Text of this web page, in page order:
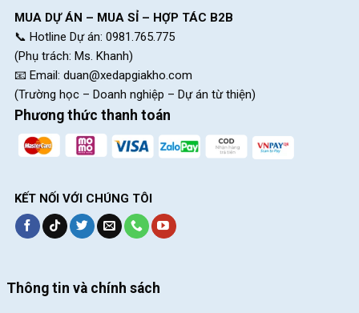
MUA DỰ ÁN – MUA SỈ – HỢP TÁC B2B
📞 Hotline Dự án: 0981.765.775
(Phụ trách: Ms. Khanh)
📧 Email: duan@xedapgiakho.com
(Trường học – Doanh nghiệp – Dự án từ thiện)
Phương thức thanh toán
KẾT NỐI VỚI CHÚNG TÔI
Thông tin và chính sách